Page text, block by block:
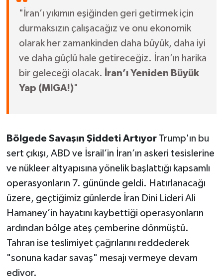
"İran’ı yıkımın eşiğinden geri getirmek için
durmaksızın çalışacağız ve onu ekonomik
olarak her zamankinden daha büyük, daha iyi
ve daha güçlü hale getireceğiz. İran’ın harika
bir geleceği olacak. İran’ı Yeniden Büyük
Yap (MIGA!)"
Bölgede Savaşın Şiddeti ArtıyorTrump'ın bu
sert çıkışı, ABD ve İsrail’in İran’ın askeri tesislerine
ve nükleer altyapısına yönelik başlattığı kapsamlı
operasyonların 7. gününde geldi. Hatırlanacağı
üzere, geçtiğimiz günlerde İran Dini Lideri Ali
Hamaney’in hayatını kaybettiği operasyonların
ardından bölge ateş çemberine dönmüştü.
Tahran ise teslimiyet çağrılarını reddederek
"sonuna kadar savaş" mesajı vermeye devam
ediyor.